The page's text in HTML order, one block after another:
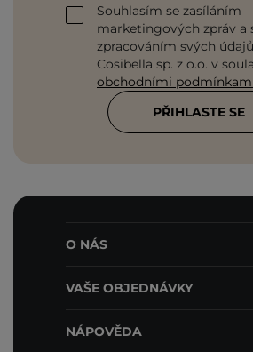
Souhlasím se zasíláním
marketingových zpráv a
zpracováním svých
Cosibella sp. z o.o. v
obchodními
PŘIHLASTE SE
O NÁS
VAŠE OBJEDNÁVKY
NÁPOVĚDA